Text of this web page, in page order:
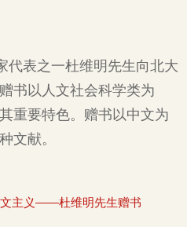
代表之一杜维明先生向北大
书以人文社会科学类为
重要特色。赠书以中文为
文献。
文主义——杜维明先生赠书